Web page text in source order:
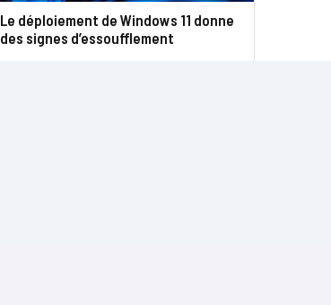
Le déploiement de Windows 11 donne
des signes d’essoufflement